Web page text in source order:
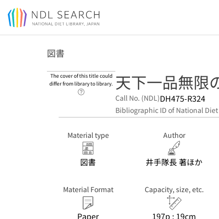
Jump to main content
図書
The cover of this title could
differ from library to library.
Link to Help Page天下一品無限
Call No. (NDL)DH475-R324
Bibliographic ID of National
Material type
図書
Author
井手隊長 著ほか
Material Format
Paper
Capacity, size, etc.
197p ; 19cm